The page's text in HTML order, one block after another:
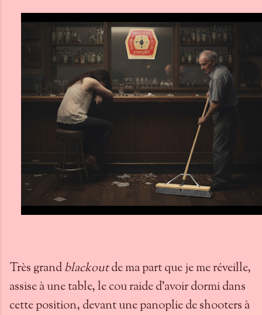
Très grandblackoutde ma part que je me réveille,
assise à une table, le cou raide d’avoir dormi dans
cette position, devant une panoplie de shooters à